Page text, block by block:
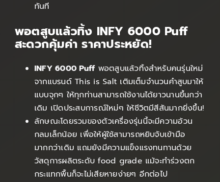
ทันที
พอตสูบแล้วทิ้ง INFY 6000 Puff
สะดวกคุ้มค่า ราคาประหยัด!
INFY 6000 Puffพอตสูบแล้วทิ้งสำหรับคนรุ่นใหม่
จากแบรนด์ This is Salt เติมเต็มจำนวนคำสูบมาให้
แบบจุกๆ ให้ทุกท่านสามารถใช้งานได้ยาวนานขึ้นกว่า
เดิม เปิดประสบการณ์ใหม่ๆ ให้ชีวิตมีสีสันมากยิ่งขึ้น!
ลักษณะโดยรวมของตัวเครื่องรุ่นนี้จะมีความอ้วน
กลมเล็กน้อย เพื่อให้ผู้ใช้สามารถหยิบจับเข้ามือ
มากกว่าเดิม แถมยังมีความแข็งแรงทนทานด้วย
วัสดุการผลิตระดับ food grade แม้จะทำร่วงตก
กระแทกพื้นก็จะไม่เสียหายง่ายๆ อีกต่อไป